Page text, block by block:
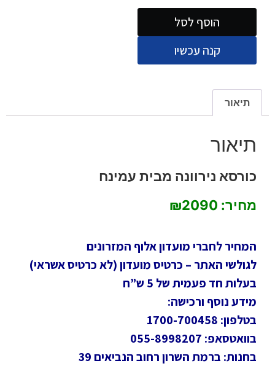
הוסף לסל
קנה עכשיו
תיאור
תיאור
כורסא נירוונה מבית עמינח
מחיר: ₪2090
המחיר לחברי מועדון אלוף המזרונים
לגולשי האתר – כרטיס מועדון (לא כרטיס אשראי)
בעלות חד פעמית של 5 ש”ח
מידע נוסף ורכישה:
בטלפון: 1700-700458
בוואטסאפ: 055-8998207
בחנות: ברמת השרון רחוב הנביאים 39